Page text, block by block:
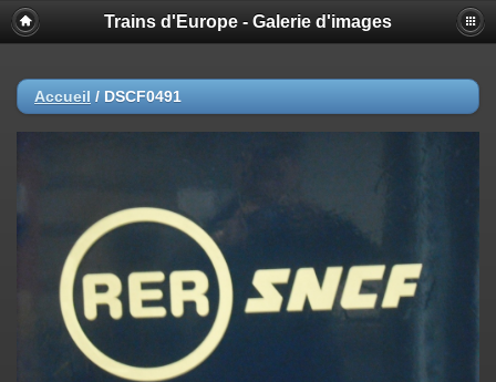
Trains d'Europe - Galerie d'images
Accueil / DSCF0491